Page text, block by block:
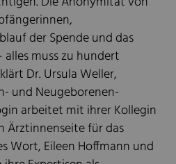
der Spende und das
muss zu hundert
Dr. Ursula Weller,
und Neugeborenen-
arbeitet mit ihrer Kollegin
Ärztinnenseite für das
Wort, Eileen Hoffmann und